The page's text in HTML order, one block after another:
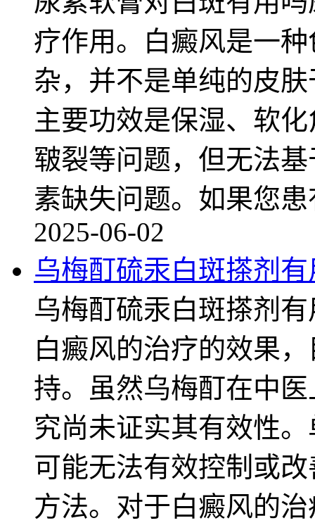
疗作用。白癜风是一
杂，并不是单纯的皮
主要功效是保湿、软
皲裂等问题，但无法
素缺失问题。如果您
2025-06-02
乌梅酊硫汞白斑搽剂有
乌梅酊硫汞白斑搽剂
白癜风的治疗的效果
持。虽然乌梅酊在中
究尚未证实其有效性
可能无法有效控制或
方法。对于白癜风的